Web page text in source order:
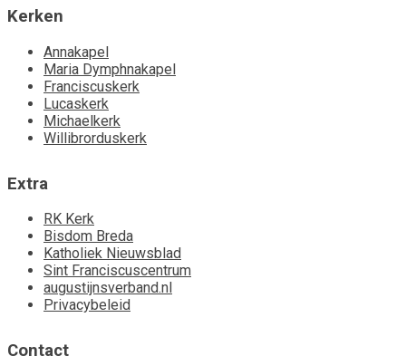
Kerken
Annakapel
Maria Dymphnakapel
Franciscuskerk
Lucaskerk
Michaelkerk
Willibrorduskerk
Extra
RK Kerk
Bisdom Breda
Katholiek Nieuwsblad
Sint Franciscuscentrum
augustijnsverband.nl
Privacybeleid
Contact